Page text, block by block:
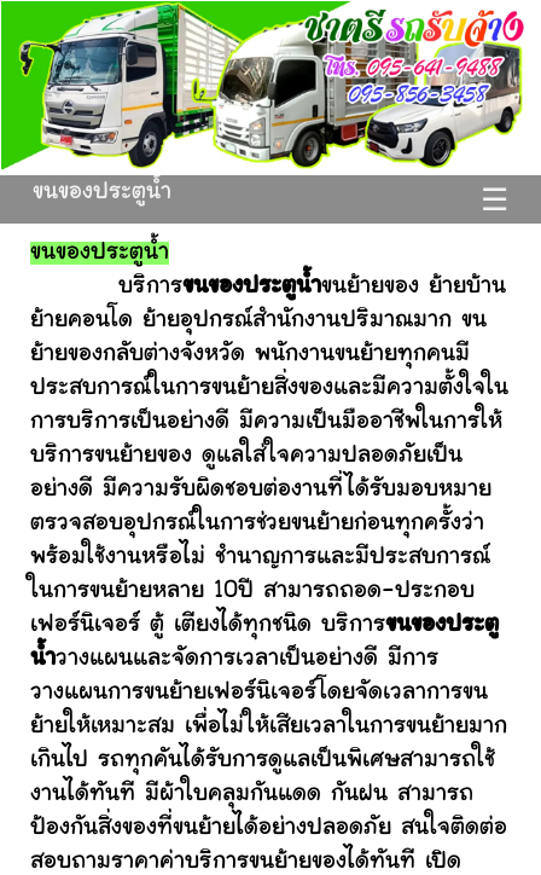
☰
ขนของประตูน้ำ
ขนของประตูน้ำ
บริการขนของประตูน้ำขนย้ายของ ย้ายบ้าน
ย้ายคอนโด ย้ายอุปกรณ์สำนักงานปริมาณมาก ขน
ย้ายของกลับต่างจังหวัด พนักงานขนย้ายทุกคนมี
ประสบการณ์ในการขนย้ายสิ่งของและมีความตั้งใจใน
การบริการเป็นอย่างดี มีความเป็นมืออาชีพในการให้
บริการขนย้ายของ ดูแลใส่ใจความปลอดภัยเป็น
อย่างดี มีความรับผิดชอบต่องานที่ได้รับมอบหมาย
ตรวจสอบอุปกรณ์ในการช่วยขนย้ายก่อนทุกครั้งว่า
พร้อมใช้งานหรือไม่ ชำนาญการและมีประสบการณ์
ในการขนย้ายหลาย 10ปี สามารถถอด-ประกอบ
เฟอร์นิเจอร์ ตู้ เตียงได้ทุกชนิด บริการขนของประตู
น้ำวางแผนและจัดการเวลาเป็นอย่างดี มีการ
วางแผนการขนย้ายเฟอร์นิเจอร์โดยจัดเวลาการขน
ย้ายให้เหมาะสม เพื่อไม่ให้เสียเวลาในการขนย้ายมาก
เกินไป รถทุกคันได้รับการดูแลเป็นพิเศษสามารถใช้
งานได้ทันที มีผ้าใบคลุมกันแดด กันฝน สามารถ
ป้องกันสิ่งของที่ขนย้ายได้อย่างปลอดภัย สนใจติดต่อ
สอบถามราคาค่าบริการขนย้ายของได้ทันที เปิด